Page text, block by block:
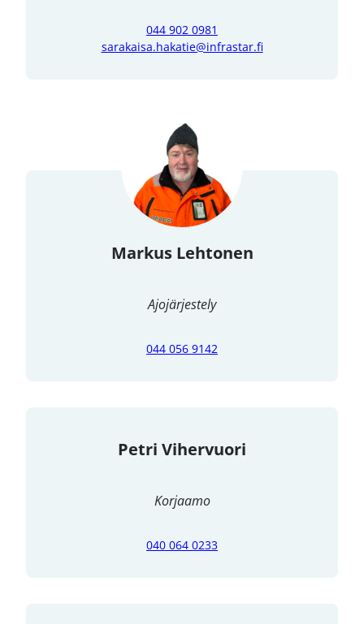
044 902 0981
sarakaisa.hakatie@infrastar.fi
Markus Lehtonen
Ajojärjestely
044 056 9142
Petri Vihervuori
Korjaamo
040 064 0233